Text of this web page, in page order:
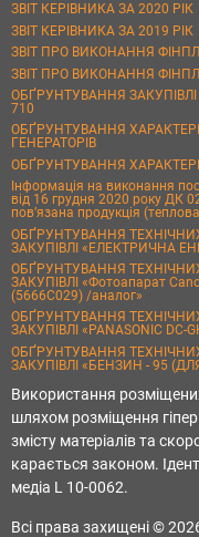
ЗВІТ КЕРІВНИКА ЗА 2020 РІК
ЗВІТ КЕРІВНИКА ЗА 2019 РІК
ЗВІТ ПРО ВИКОНАННЯ
ЗВІТ ПРО ВИКОНАННЯ
ОБҐРУНТУВАННЯ ЗАКУПІВЛІ
710
ОБҐРУНТУВАННЯ
ГЕНЕРАТОРІВ
ОБҐРУНТУВАННЯ
Інформація на виконання
від 16 грудня 2020 року ДК
пов’язана продукція
ОБҐРУНТУВАННЯ
ЗАКУПІВЛІ «ЕЛЕКТРИЧНА
ОБҐРУНТУВАННЯ
ЗАКУПІВЛІ «Фотоапарат
(5666C029) /аналог»
ОБҐРУНТУВАННЯ
ЗАКУПІВЛІ «PANASONIC DC-
ОБҐРУНТУВАННЯ
ЗАКУПІВЛІ «БЕНЗИН - 95
Використання
шляхом розміщення
змісту матеріалів та
карається законом.
медіа L 10-0062.
Всі права захищені ©